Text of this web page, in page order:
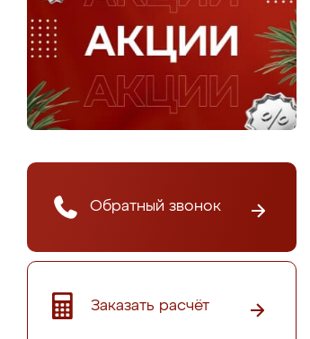
Обратный звонок
Заказать расчёт